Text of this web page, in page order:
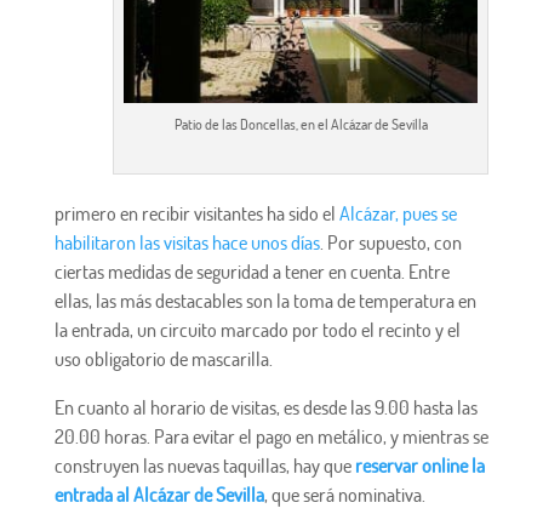
Patio de las Doncellas, en el Alcázar de Sevilla
primero en recibir visitantes ha sido el Alcázar, pues se
habilitaron las visitas hace unos días. Por supuesto, con
ciertas medidas de seguridad a tener en cuenta. Entre
ellas, las más destacables son la toma de temperatura en
la entrada, un circuito marcado por todo el recinto y el
uso obligatorio de mascarilla.
En cuanto al horario de visitas, es desde las 9.00 hasta las
20.00 horas. Para evitar el pago en metálico, y mientras se
construyen las nuevas taquillas, hay que reservar online la
entrada al Alcázar de Sevilla, que será nominativa.